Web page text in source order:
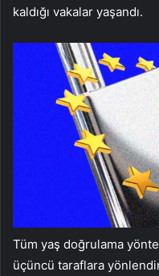
kaldığı vakalar yaşandı.
Tüm yaş doğrulama
üçüncü taraflara